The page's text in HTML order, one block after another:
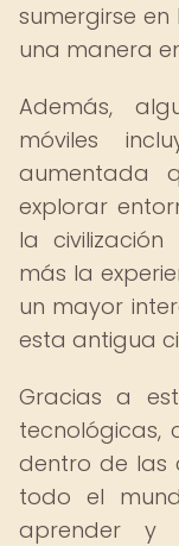
sumergirse
una manera
Además,
móviles
aumentada
explorar
la
más la
un mayor
esta antigua
Gracias a
tecnológicas,
dentro de las
todo el
aprender y